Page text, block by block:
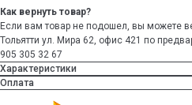
Как вернуть товар?
Если вам товар не подошел, вы можете
Тольятти ул. Мира 62, офис 421 по
905 305 32 67
Характеристики
Оплата